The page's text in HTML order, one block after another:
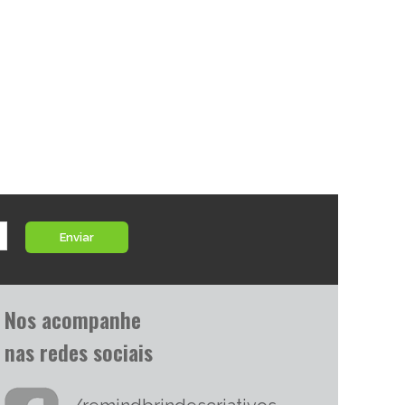
Enviar
Nos acompanhe
nas redes sociais